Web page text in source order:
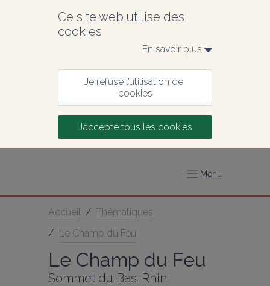
Ce site web utilise des
cookies
En savoir plus
Je refuse l’utilisation de
cookies
J’accepte tous les cookies
Menu
Accueil / Thématiques
/ Le Champ du Feu
Le Champ du Feu
Sommet du Bas-Rhin